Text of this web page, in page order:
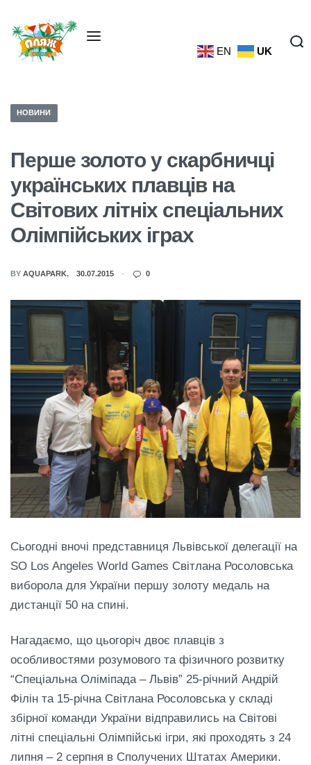
EN UK
НОВИНИ
Перше золото у скарбничці
українських плавців на
Світових літніх спеціальних
Олімпійських іграх
BY AQUAPARK 30.07.2015 0
Сьогодні вночі представниця Львівської делегації на
SO Los Angeles World Games Світлана Росоловська
виборола для України першу золоту медаль на
дистанції 50 на спині.
Нагадаємо, що цьогоріч двоє плавців з
особливостями розумового та фізичного розвитку
“Спеціальна Оліміпада – Львів” 25-річний Андрій
Філін та 15-річна Світлана Росоловська у складі
збірної команди України відправились на Світові
літні спеціальні Олімпійські ігри, які проходять з 24
липня – 2 серпня в Сполучених Штатах Америки.